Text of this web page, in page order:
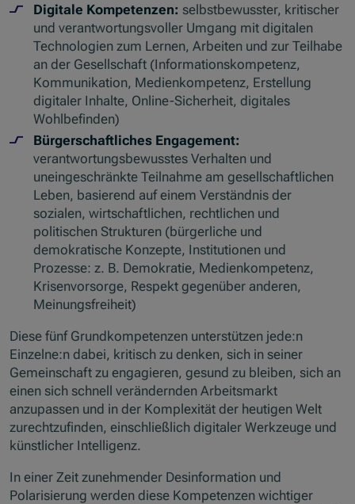
Digitale Kompetenzen: selbstbewusster, kritischer
und verantwortungsvoller Umgang mit digitalen
Technologien zum Lernen, Arbeiten und zur Teilhabe
an der Gesellschaft (Informationskompetenz,
Kommunikation, Medienkompetenz, Erstellung
digitaler Inhalte, Online-Sicherheit, digitales
Wohlbefinden)
Bürgerschaftliches Engagement:
verantwortungsbewusstes Verhalten und
uneingeschränkte Teilnahme am gesellschaftlichen
Leben, basierend auf einem Verständnis der
sozialen, wirtschaftlichen, rechtlichen und
politischen Strukturen (bürgerliche und
demokratische Konzepte, Institutionen und
Prozesse: z. B. Demokratie, Medienkompetenz,
Krisenvorsorge, Respekt gegenüber anderen,
Meinungsfreiheit)
Diese fünf Grundkompetenzen unterstützen jede:n
Einzelne:n dabei, kritisch zu denken, sich in seiner
Gemeinschaft zu engagieren, gesund zu bleiben, sich an
einen sich schnell verändernden Arbeitsmarkt
anzupassen und in der Komplexität der heutigen Welt
zurechtzufinden, einschließlich digitaler Werkzeuge und
künstlicher Intelligenz.
In einer Zeit zunehmender Desinformation und
Polarisierung werden diese Kompetenzen wichtiger